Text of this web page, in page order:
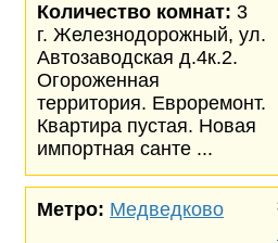
Количество комнат: 3
г. Железнодорожный, ул.
Автозаводская д.4к.2.
Огороженная
территория. Евроремонт.
Квартира пустая. Новая
импортная санте ...
Метро: Медведково